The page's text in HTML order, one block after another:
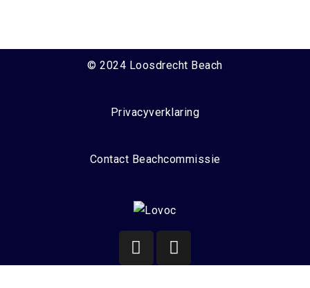
© 2024 Loosdrecht Beach
Privacyverklaring
Contact Beachcommissie